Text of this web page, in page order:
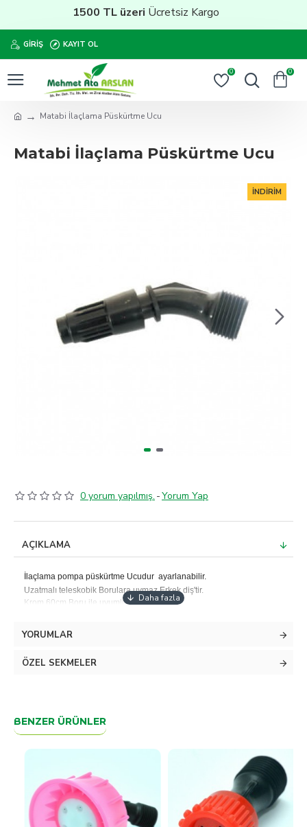
1500 TL üzeriÜcretsiz Kargo
GIRIŞ KAYIT OL
0 0
Matabi İlaçlama Püskürtme Ucu
Matabi İlaçlama Püskürtme Ucu
İNDIRIM
0 yorum yapılmış. -Yorum Yap
AÇIKLAMA
İlaçlama pompa püskürtme Ucudur ayarlanabilir.
Uzatmalı teleskobik Borulara uymaz Erkek diş'tir.
Krom 60cm Boru ile uyumludur.
YORUMLAR
ÖZEL SEKMELER
BENZER ÜRÜNLER